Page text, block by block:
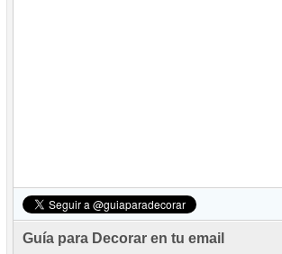
Guía para Decorar en tu email